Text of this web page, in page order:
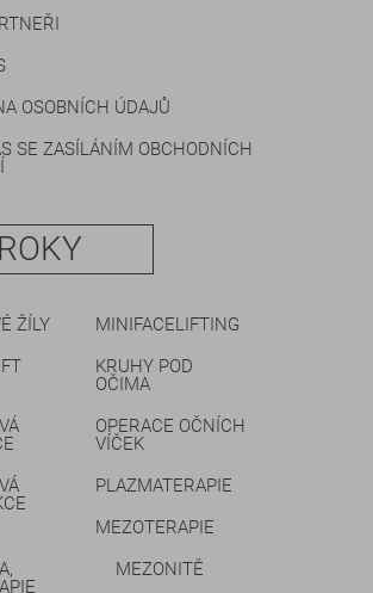
OSOBNÍCH ÚDAJŮ
SE ZASÍLÁNÍM OBCHODNÍCH
ŽÍLY
MINIFACELIFTING
KRUHY POD
OČIMA
OPERACE OČNÍCH
VÍČEK
PLAZMATERAPIE
MEZOTERAPIE
MEZONITĚ